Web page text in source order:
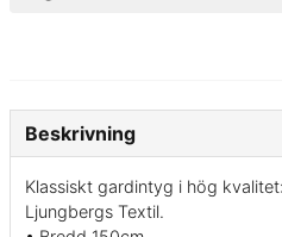
Beskrivning
Klassiskt gardintyg i hög
Ljungbergs Textil.